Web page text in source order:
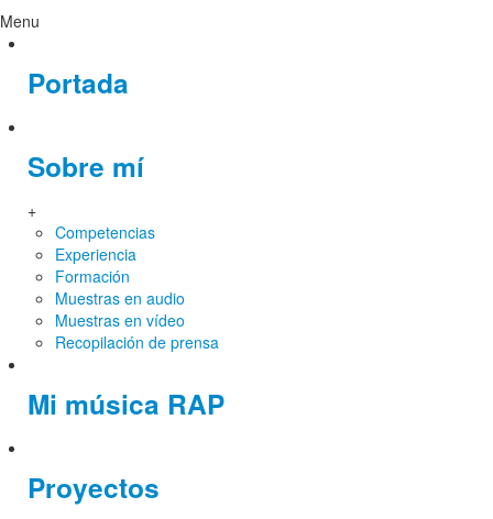
Menu
Portada
Sobre mí
+
Competencias
Experiencia
Formación
Muestras en audio
Muestras en vídeo
Recopilación de prensa
Mi música RAP
Proyectos